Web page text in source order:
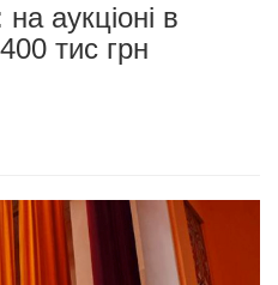
аукціоні в
тис грн